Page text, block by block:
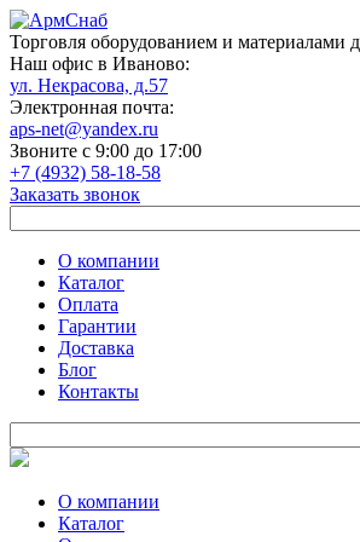
Торговля оборудованием и материалами
Наш офис в Иваново:
ул. Некрасова, д.57
Электронная почта:
aps-net@yandex.ru
Звоните с 9:00 до 17:00
+7 (4932) 58-18-58
Заказать звонок
О компании
Каталог
Оплата
Гарантии
Доставка
Блог
Контакты
О компании
Каталог